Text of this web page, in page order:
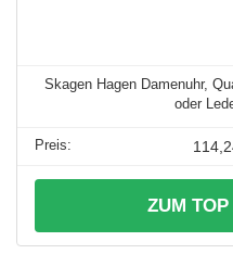
Skagen Hagen Damenuhr,
oder
ZUM